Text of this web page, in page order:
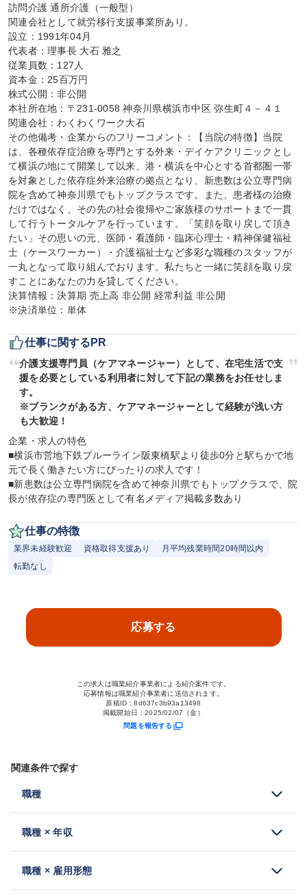
訪問介護 通所介護（一般型）
関連会社として就労移行支援事業所あり。
設立：1991年04月
代表者：理事長 大石 雅之
従業員数：127人
資本金：25百万円
株式公開：非公開
本社所在地：〒231-0058 神奈川県横浜市中区 弥生町４－４１
関連会社：わくわくワーク大石
その他備考・企業からのフリーコメント：【当院の特徴】当院
は、各種依存症治療を専門とする外来・デイケアクリニックとし
て横浜の地にて開業して以来、港・横浜を中心とする首都圏一帯
を対象とした依存症外来治療の拠点となり、新患数は公立専門病
院を含めて神奈川県でもトップクラスです。また、患者様の治療
だけではなく、その先の社会復帰やご家族様のサポートまで一貫
して行うトータルケアを行っています。「笑顔を取り戻して頂き
たい」その思いの元、医師・看護師・臨床心理士・精神保健福祉
士（ケースワーカー）・介護福祉士など多彩な職種のスタッフが
一丸となって取り組んでおります。私たちと一緒に笑顔を取り戻
すことにあなたの力を貸してください。
決算情報：決算期 売上高 非公開 経常利益 非公開
※決済単位：単体
仕事に関するPR
介護支援専門員（ケアマネージャー）として、在宅生活で支
援を必要としている利用者に対して下記の業務をお任せしま
す。
※ブランクがある方、ケアマネージャーとして経験が浅い方
も大歓迎！
企業・求人の特色
■横浜市営地下鉄ブルーライン阪東橋駅より徒歩0分と駅ちかで地
元で長く働きたい方にぴったりの求人です！
■新患数は公立専門病院を含めて神奈川県でもトップクラスで、院
長が依存症の専門医として有名メディア掲載多数あり
仕事の特徴
業界未経験歓迎 資格取得支援あり
月平均残業時間20時間以内
転勤なし
応募する
この求人は職業紹介事業者による紹介案件です。
応募情報は職業紹介事業者に送信されます。
原稿ID：8d637c3b93a13498
掲載開始日：2025/02/07（金）
問題を報告する
関連条件で探す
職種
職種 × 年収
職種 × 雇用形態